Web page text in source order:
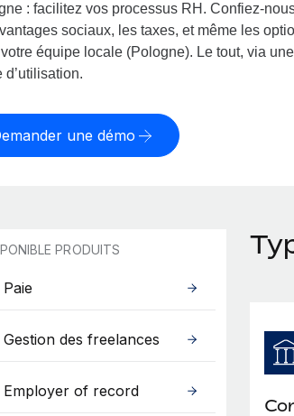
: facilitez vos processus RH. Confiez-
sociaux, les taxes, et même les
équipe locale (Pologne). Le tout, via
d’utilisation.
une démo
PRODUITS
Paie
Gestion des freelances
Employer of record